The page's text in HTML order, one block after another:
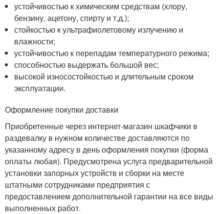
устойчивостью к химическим средствам (хлору,
бензину, ацетону, спирту и т.д.);
стойкостью к ультрафиолетовому излучению и
влажности;
устойчивостью к перепадам температурного режима;
способностью выдержать большой вес;
высокой износостойкостью и длительным сроком
эксплуатации.
Оформление покупки доставки
Приобретенные через интернет-магазин шкафчики в
раздевалку в нужном количестве доставляются по
указанному адресу в день оформления покупки (форма
оплаты любая). Предусмотрена услуга предварительной
установки запорных устройств и сборки на месте
штатными сотрудниками предприятия с
предоставлением дополнительной гарантии на все виды
выполненных работ.